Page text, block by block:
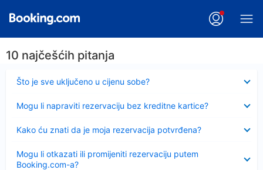
10 najčešćih pitanja
Što je sve uključeno u cijenu sobe?
Sažeto
Mogu li napraviti rezervaciju bez kreditne kartice?
Kako ću znati da je moja rezervacija potvrđena?
Mogu li otkazati ili promijeniti rezervaciju putem
Booking.com-a?